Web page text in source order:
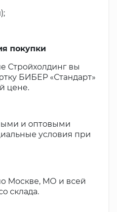
покупки
Стройхолдинг вы
БИБЕР «Стандарт»
цене.
и оптовыми
условия при
Москве, МО и всей
склада.